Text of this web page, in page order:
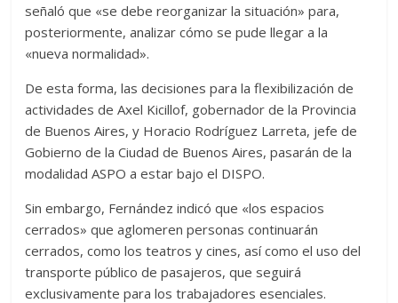
señaló que «se debe reorganizar la situación» para,
posteriormente, analizar cómo se pude llegar a la
«nueva normalidad».
De esta forma, las decisiones para la flexibilización de
actividades de Axel Kicillof, gobernador de la Provincia
de Buenos Aires, y Horacio Rodríguez Larreta, jefe de
Gobierno de la Ciudad de Buenos Aires, pasarán de la
modalidad ASPO a estar bajo el DISPO.
Sin embargo, Fernández indicó que «los espacios
cerrados» que aglomeren personas continuarán
cerrados, como los teatros y cines, así como el uso del
transporte público de pasajeros, que seguirá
exclusivamente para los trabajadores esenciales.